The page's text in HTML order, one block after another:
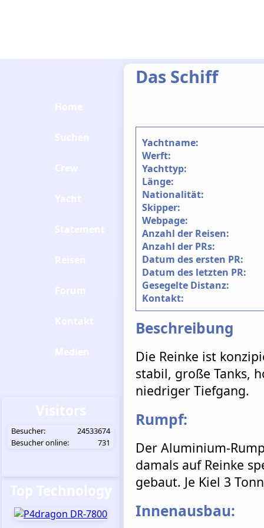
Das Schiff
Yachtname:
Werft:
Yachttyp:
Länge:
Nationalität:
Skipper:
Webpage:
Anzahl der Reisen:
Anzahl der PRs:
Datum des ersten PR:
Datum des letzten PR:
Gesegelte Distanz:
Kontakt:
Beschreibung
Die Reinke ist
stabil, große Tanks,
niedriger Tiefgang.
Rumpf:
Der Aluminium-
damals auf Reinke
gebaut. Je Kiel 3
Innenausbau:
Besucher:
24533674
Besucher online:
731